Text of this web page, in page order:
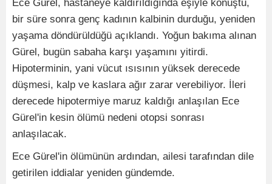
Ece Gürel, hastaneye kaldırıldığında eşiyle konuştu,
bir süre sonra genç kadının kalbinin durduğu, yeniden
yaşama döndürüldüğü açıklandı. Yoğun bakıma alınan
Gürel, bugün sabaha karşı yaşamını yitirdi.
Hipoterminin, yani vücut ısısının yüksek derecede
düşmesi, kalp ve kaslara ağır zarar verebiliyor. İleri
derecede hipotermiye maruz kaldığı anlaşılan Ece
Gürel'in kesin ölümü nedeni otopsi sonrası
anlaşılacak.
Ece Gürel'in ölümünün ardından, ailesi tarafından dile
getirilen iddialar yeniden gündemde.